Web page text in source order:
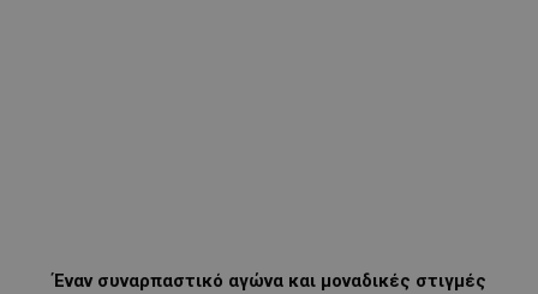
Έναν συναρπαστικό αγώνα και μοναδικές στιγμές